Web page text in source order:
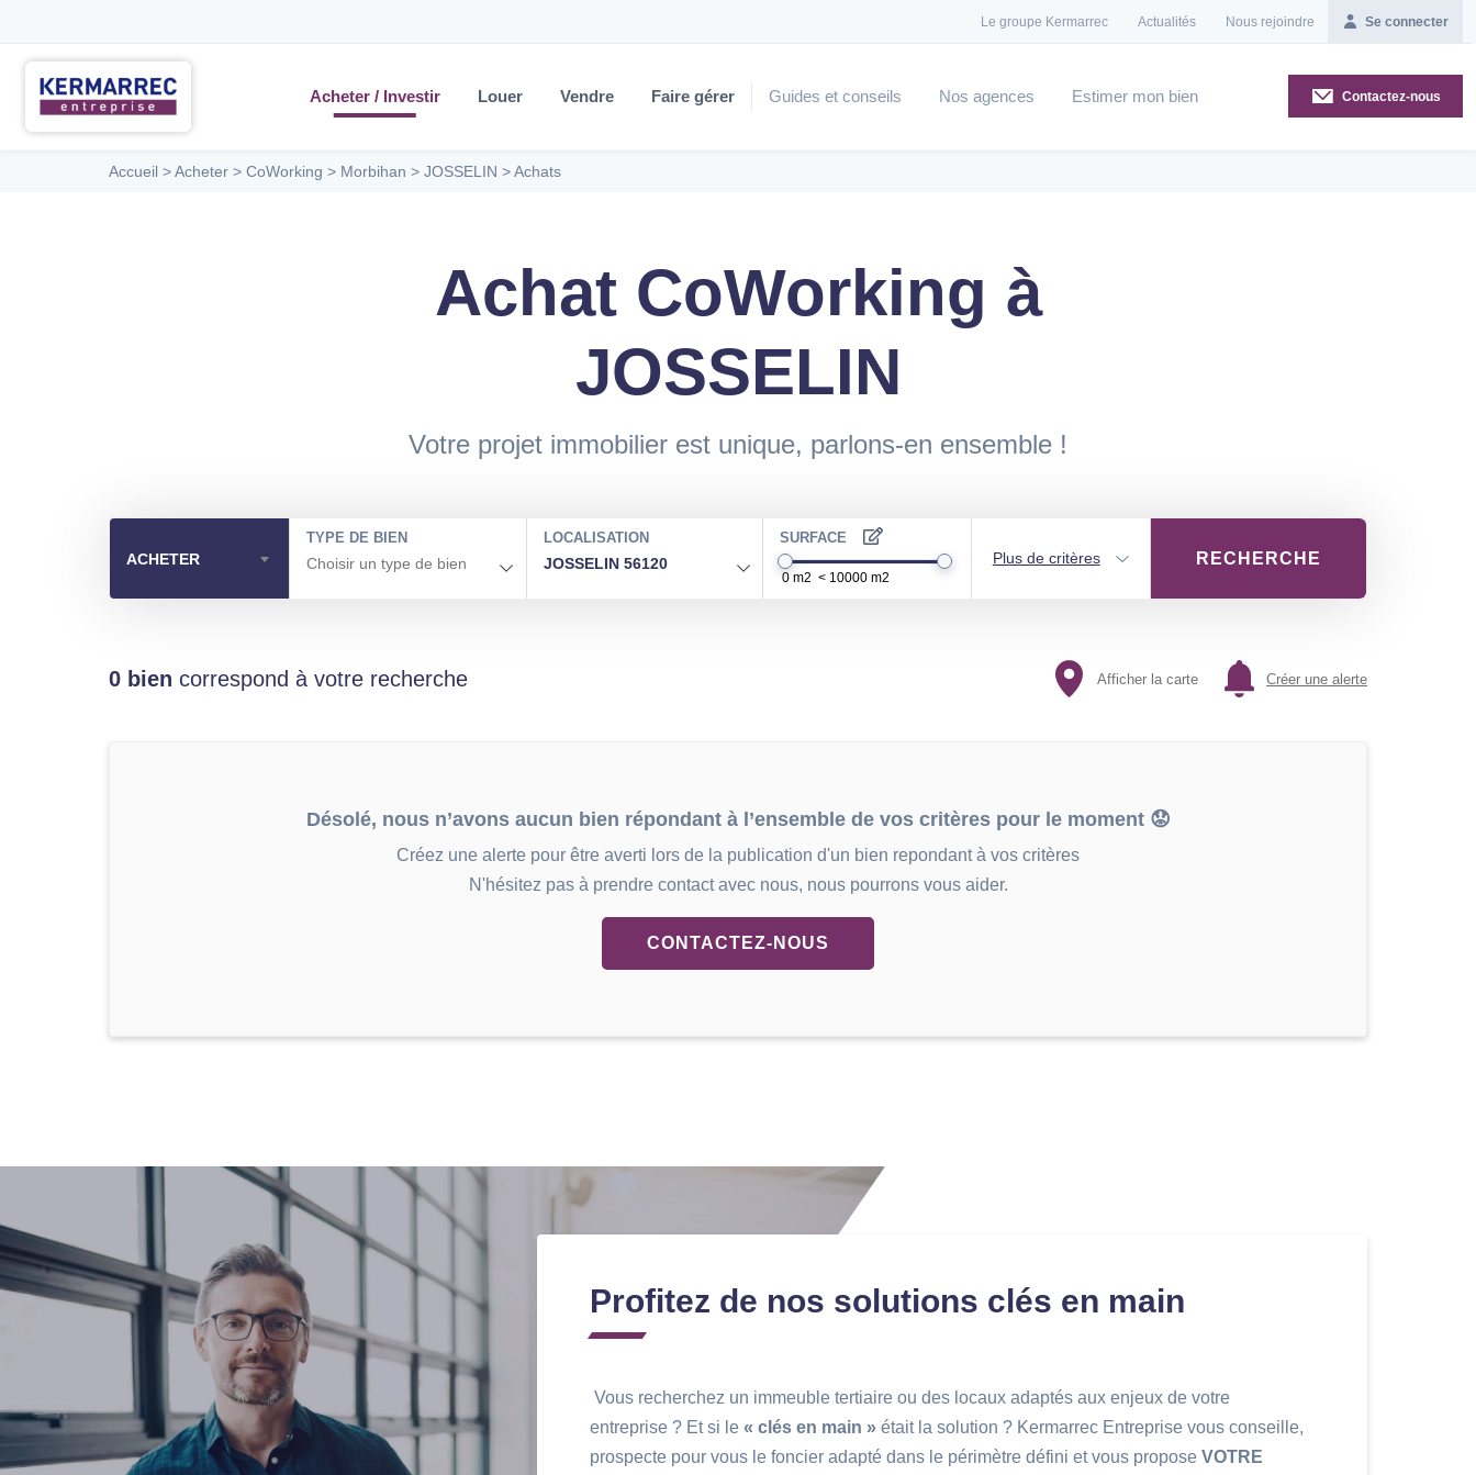
Le groupe Kermarrec Actualités Nous rejoindre Se connecter
Acheter / Investir Louer Vendre Faire gérer Guides et conseils Nos agences Estimer mon bien Contactez-nous
Accueil >Acheter > CoWorking > Morbihan > JOSSELIN >Achats
Achat CoWorking à
JOSSELIN
Votre projet immobilier est unique, parlons-en ensemble !
ACHETER
TYPE DE BIEN LOCALISATION
JOSSELIN 56120
SURFACE
Plus de critères RECHERCHE
0 bien correspond à votre recherche Afficher la carte Créer une alerte
Désolé, nous n’avons aucun bien répondant à l’ensemble de vos critères pour le moment 😟
Créez une alerte pour être averti lors de la publication d'un bien repondant à vos critères
N'hésitez pas à prendre contact avec nous, nous pourrons vous aider.
CONTACTEZ-NOUS
Profitez de nos solutions clés en main
Vous recherchez un immeuble tertiaire ou des locaux adaptés aux enjeux de votre
entreprise ? Et si le « clés en main » était la solution ? Kermarrec Entreprise vous conseille,
prospecte pour vous le foncier adapté dans le périmètre défini et vous propose VOTRE